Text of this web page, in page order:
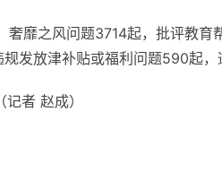
奢靡之风问题3714起，批评教
发放津补贴或福利问题590起，
者 赵成）